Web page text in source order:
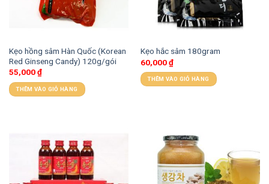
Kẹo hồng sâm Hàn Quốc (Korean
Red Ginseng Candy) 120g/gói
55,000₫
THÊM VÀO GIỎ HÀNG
Kẹo hắc sâm 180gram
60,000₫
THÊM VÀO GIỎ HÀNG